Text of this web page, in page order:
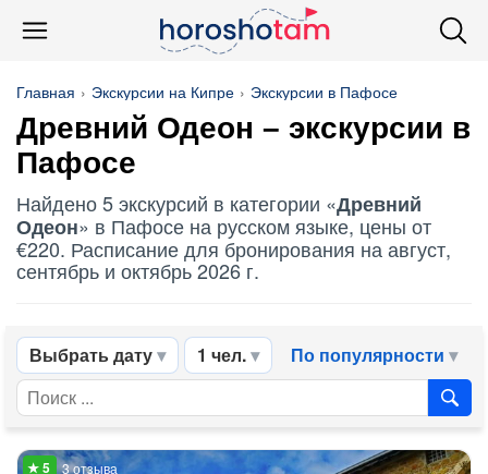
Главная Экскурсии на Кипре Экскурсии в Пафосе
Древний Одеон – экскурсии в
Пафосе
Найдено 5 экскурсий в категории «Древний
Одеон» в Пафосе на русском языке, цены от
€220. Расписание для бронирования на август,
сентябрь и октябрь 2026 г.
Выбрать дату 1 чел. По популярности
3 отзыва